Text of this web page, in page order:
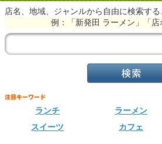
店名、地域、ジャンルから自由に検索す
例：「新発田 ラーメン」「
ランチ ラーメン
スイーツ
カフェ